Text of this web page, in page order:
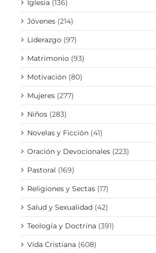
Iglesia (136)
Jóvenes (214)
Liderazgo (97)
Matrimonio (93)
Motivación (80)
Mujeres (277)
Niños (283)
Novelas y Ficción (41)
Oración y Devocionales (223)
Pastoral (169)
Religiones y Sectas (17)
Salud y Sexualidad (42)
Teología y Doctrina (391)
Vida Cristiana (608)